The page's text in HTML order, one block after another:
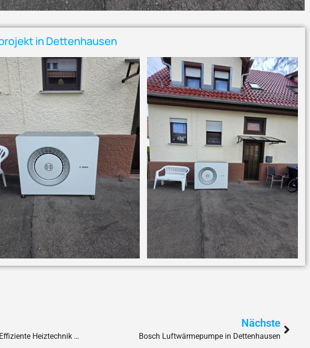
in Dettenhausen
Wärmepumpe in Böblingen – Effiziente Heiztechnik mit Bosch
Nächste
Bosch Luftwärmepumpe in Dettenhausen